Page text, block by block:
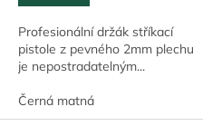
matná Ral 9005
Profesionální držák stříkací
pistole z pevného 2mm plechu
je nepostradatelným...
Černá matná